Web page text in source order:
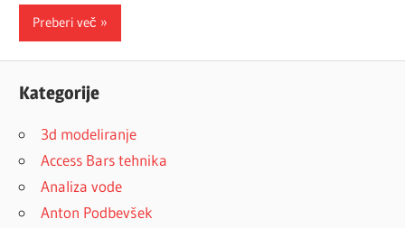
Preberi več
Kategorije
3d modeliranje
Access Bars tehnika
Analiza vode
Anton Podbevšek